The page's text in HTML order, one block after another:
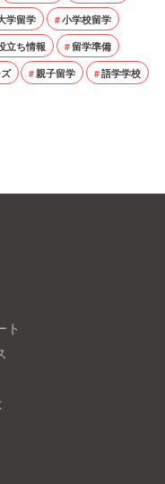
学留学
小学校留学
立ち情報
留学準備
親子留学
語学学校
ト